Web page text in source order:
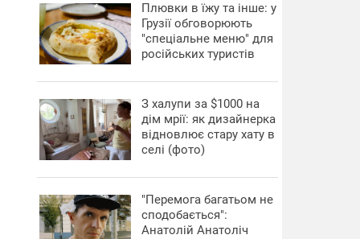
Плювки в їжу та інше: у
Грузії обговорюють
"спеціальне меню" для
російських туристів
З халупи за $1000 на
дім мрії: як дизайнерка
відновлює стару хату в
селі (фото)
"Перемога багатьом не
сподобається":
Анатолій Анатоліч